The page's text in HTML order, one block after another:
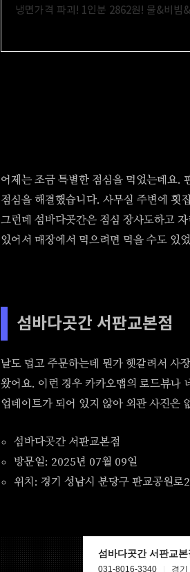
냉면가격 파괴! 1인분 2862원! 물&비빔
어제는 조금 특별한 점심을 먹었는데요.
점심을 해결했습니다. 사무실 주변에 횟
그런데 섬바다곳간은 점심 장사도하고
있어서 매장에서 먹으려면 먹을 수도 있
섬바다곳간 서판교본점
날도 덥고 주문하는데 뭔가 헷갈려서 사
왔어요. 이런 경우 카카오맵의 로드뷰나
업데이트가 되어 있지 않아 외관 사진은
섬바다곳간 서판교본점
방문일: 2025년 07월 09일
위치: 경기 성남시 분당구 판교공원